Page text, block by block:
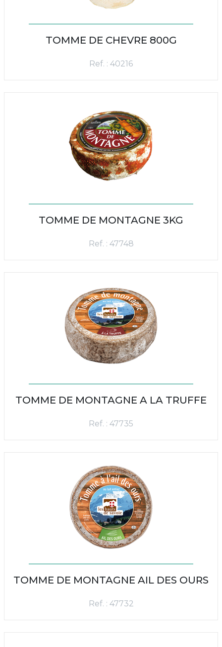
TOMME DE CHEVRE 800G
Ref. : 40216
TOMME DE MONTAGNE 3KG
Ref. : 47748
TOMME DE MONTAGNE A LA TRUFFE
Ref. : 47735
TOMME DE MONTAGNE AIL DES OURS
Ref. : 47732